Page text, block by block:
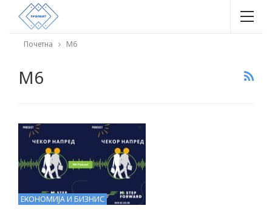
Почетна М6
М6
ЕКОНОМИЈА И БИЗНИС